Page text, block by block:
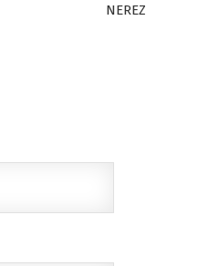
NEREZ